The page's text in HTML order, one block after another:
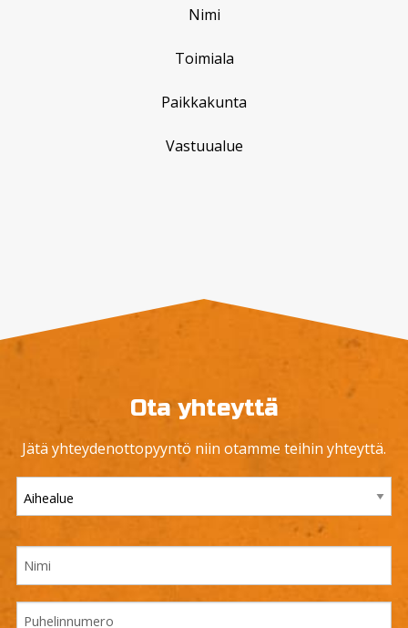
Nimi
Toimiala
Paikkakunta
Vastuualue
Ota yhteyttä
Jätä yhteydenottopyyntö niin otamme teihin yhteyttä.